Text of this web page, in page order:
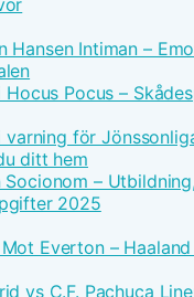
Hansen Intiman –
Hocus Pocus –
varning för
ditt hem
Socionom –
2025
Everton –
vs C.F. Pachuca